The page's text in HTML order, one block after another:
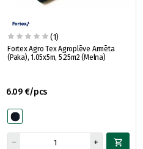
(1)
Fortex Agro Tex Agroplēve Armēta
(Paka), 1.05x5m, 5.25m2 (Melna)
6.09 €/pcs